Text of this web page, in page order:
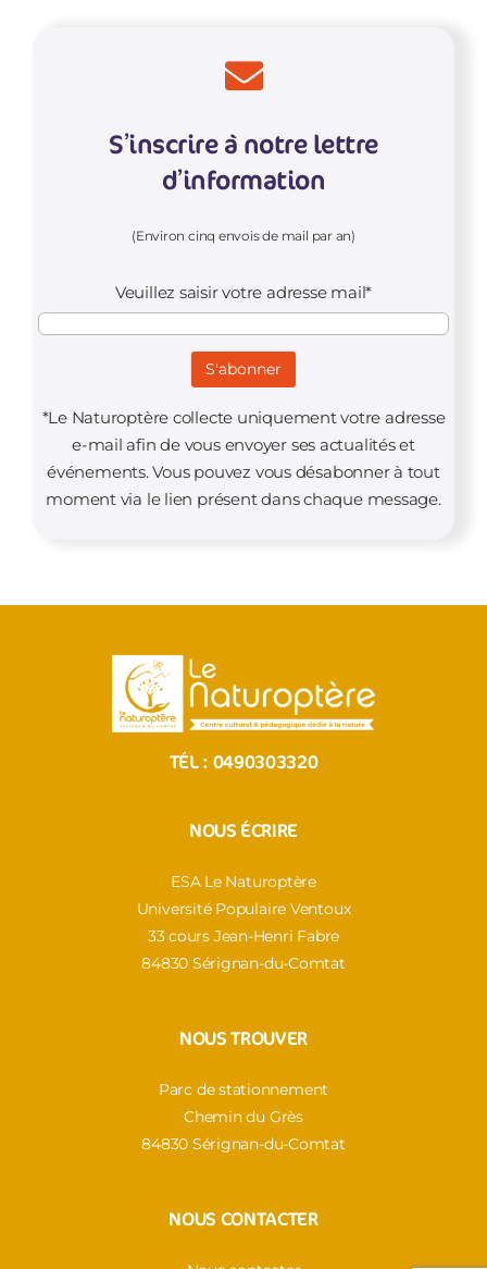
S’inscrire à notre lettre
d’information
(Environ cinq envois de mail par an)
Veuillez saisir votre adresse mail*
*Le Naturoptère collecte uniquement votre adresse
e-mail afin de vous envoyer ses actualités et
événements. Vous pouvez vous désabonner à tout
moment via le lien présent dans chaque message.
TÉL : 0490303320
NOUS ÉCRIRE
ESA Le Naturoptère
Université Populaire Ventoux
33 cours Jean-Henri Fabre
84830 Sérignan-du-Comtat
NOUS TROUVER
Parc de stationnement
Chemin du Grès
84830 Sérignan-du-Comtat
NOUS CONTACTER